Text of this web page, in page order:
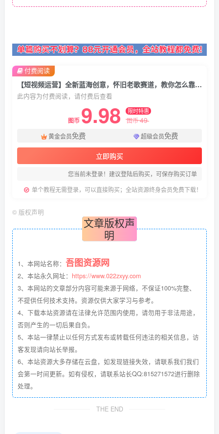
【短视频运营】全新蓝海创意，怀旧老歌赛道，教你怎么靠情怀一个月狂赚5w！
此内容为付费阅读，请付费后查看
图币 9.98 限时特惠
图币49
黄金会员免费 超级会员免费
立即购买
您当前未登录！建议登陆后购买，可保存购买订单
单个教程无需登录，可以直接购买；全站资源终身会员免费下载！
付费阅读
© 版权声明
文章版权声
明
1、本网站名称： 吾图资源网
2、本站永久网址： https://www.022zxyy.com
3、本网站的文章部分内容可能来源于网络，不保证100%完整、
不提供任何技术支持。资源仅供大家学习与参考。
4、下载本站资源请在法律允许范围内使用，请勿用于非法用途，
否则产生的一切后果自负。
5、本站一律禁止以任何方式发布或转载任何违法的相关信息，访
客发现请向站长举报。
6、本站资源大多存储在云盘，如发现链接失效，请联系我们我们
会第一时间更新。如有侵权，请联系站长QQ:815271572进行删除
处理。
THE END